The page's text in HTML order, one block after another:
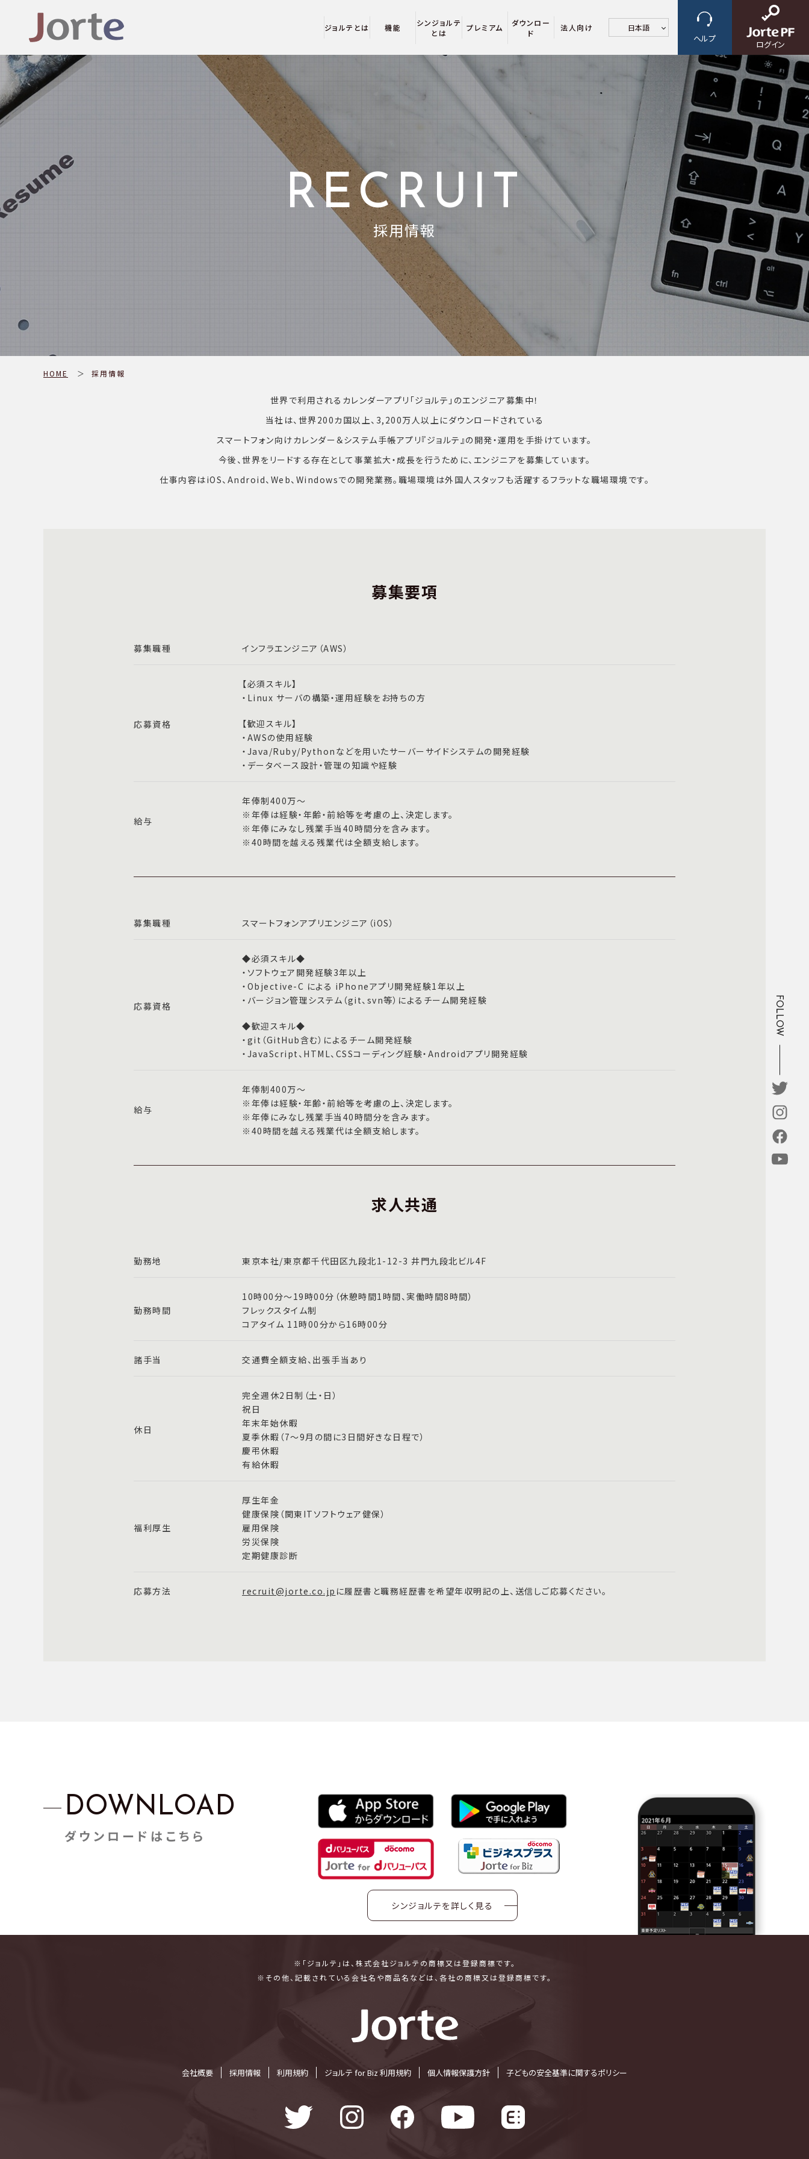
ジョルテとは 機能
シンジョルテ
とは
プレミアム
ダウンロー
ド
法人向け 日本語
ヘルプ
ログイン
FOLLOW
RECRUIT
採用情報
HOME ＞ 採用情報
世界で利用されるカレンダーアプリ「ジョルテ」のエンジニア募集中！
当社は、世界200カ国以上、3,200万人以上にダウンロードされている
スマートフォン向けカレンダー＆システム手帳アプリ『ジョルテ』の開発・運用を手掛けています。
今後、世界をリードする存在として事業拡大・成長を行うために、エンジニアを募集しています。
仕事内容はiOS、Android、Web、Windowsでの開発業務。職場環境は外国人スタッフも活躍するフラットな職場環境です。
募集要項
募集職種 インフラエンジニア（AWS）
応募資格
【必須スキル】
・Linux サーバの構築・運用経験をお持ちの方
【歓迎スキル】
・AWSの使用経験
・Java/Ruby/Pythonなどを用いたサーバーサイドシステムの開発経験
・データベース設計・管理の知識や経験
給与
年俸制400万～
※年俸は経験・年齢・前給等を考慮の上、決定します。
※年俸にみなし残業手当40時間分を含みます。
※40時間を越える残業代は全額支給します。
募集職種 スマートフォンアプリエンジニア（iOS）
応募資格
◆必須スキル◆
・ソフトウェア開発経験3年以上
・Objective-C による iPhoneアプリ開発経験1年以上
・バージョン管理システム（git、svn等）によるチーム開発経験
◆歓迎スキル◆
・git（GitHub含む）によるチーム開発経験
・JavaScript、HTML、CSSコーディング経験・Androidアプリ開発経験
給与
年俸制400万～
※年俸は経験・年齢・前給等を考慮の上、決定します。
※年俸にみなし残業手当40時間分を含みます。
※40時間を越える残業代は全額支給します。
求人共通
勤務地 東京本社/東京都千代田区九段北1-12-3 井門九段北ビル4F
勤務時間
10時00分～19時00分（休憩時間1時間、実働時間8時間）
フレックスタイム制
コアタイム 11時00分から16時00分
諸手当 交通費全額支給、出張手当あり
休日
完全週休2日制（土・日）
祝日
年末年始休暇
夏季休暇（7～9月の間に3日間好きな日程で）
慶弔休暇
有給休暇
福利厚生
厚生年金
健康保険（関東ITソフトウェア健保）
雇用保険
労災保険
定期健康診断
応募方法 recruit@jorte.co.jp に履歴書と職務経歴書を希望年収明記の上、送信しご応募ください。
DOWNLOAD
ダウンロードはこちら
シンジョルテを詳しく見る
※「ジョルテ」は、株式会社ジョルテの商標又は登録商標です。
※その他、記載されている会社名や商品名などは、各社の商標又は登録商標です。
会社概要 採⽤情報 利⽤規約 ジョルテ for Biz 利⽤規約 個⼈情報保護⽅針 子どもの安全基準に関するポリシー